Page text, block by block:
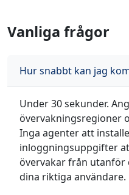
Vanliga frågor
Hur snabbt kan jag
Under 30 sekunder.
övervakningsregioner
Inga agenter att
inloggningsuppgifter
övervakar från utanför
dina riktiga användare.